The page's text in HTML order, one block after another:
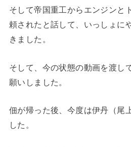
そして帝国重工からエンジンと
頼されたと話して、いっしょに
きました。
そして、今の状態の動画を渡し
願いしました。
佃が帰った後、今度は伊丹（尾
した。